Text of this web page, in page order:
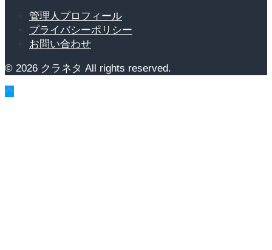
管理人プロフィール
プライバシーポリシー
お問い合わせ
© 2026 クラネタ All rights reserved.